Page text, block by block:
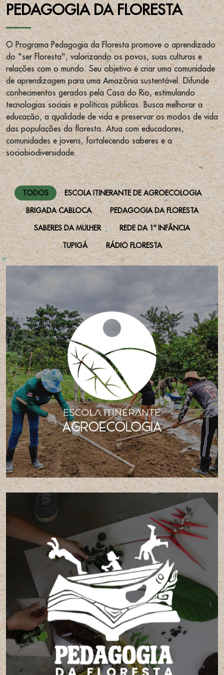
PEDAGOGIA DA FLORESTA
O Programa Pedagogia da Floresta promove o aprendizado
do "ser Floresta", valorizando os povos, suas culturas e
relações com o mundo. Seu objetivo é criar uma comunidade
de aprendizagem para uma Amazônia sustentável. Difunde
conhecimentos gerados pela Casa do Rio, estimulando
tecnologias sociais e políticas públicas. Busca melhorar a
educação, a qualidade de vida e preservar os modos de vida
das populações da floresta. Atua com educadores,
comunidades e jovens, fortalecendo saberes e a
sociobiodiversidade.
TODOS
ESCOLA ITINERANTE DE AGROECOLOGIA
BRIGADA CABLOCA
PEDAGOGIA DA FLORESTA
SABERES DA MULHER
REDE DA 1ª INFÂNCIA
TUPIGÁ
RÁDIO FLORESTA